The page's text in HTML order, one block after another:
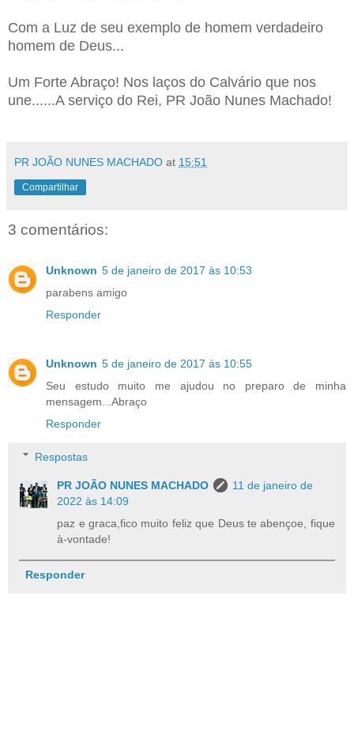
Com a Luz de seu exemplo de homem verdadeiro
homem de Deus...
Um Forte Abraço! Nos laços do Calvário que nos
une......A serviço do Rei, PR João Nunes Machado!
PR JOÃO NUNES MACHADO at 15:51
Compartilhar
3 comentários:
Unknown 5 de janeiro de 2017 às 10:53
parabens amigo
Responder
Unknown 5 de janeiro de 2017 às 10:55
Seu estudo muito me ajudou no preparo de minha
mensagem...Abraço
Responder
Respostas
PR JOÃO NUNES MACHADO
11 de janeiro de
2022 às 14:09
paz e graca,fico muito feliz que Deus te abençoe, fique
à-vontade!
Responder